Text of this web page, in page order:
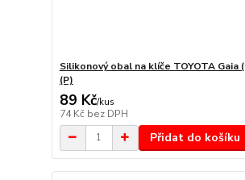
Silikonový obal na klíče TOYOTA Gaia
(P)
89 Kč/kus
74 Kč bez DPH
Přidat do košíku